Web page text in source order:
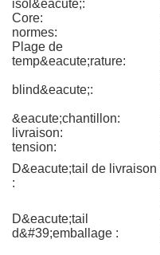
isol&eacute;:
Core:
normes:
Plage de
temp&eacute;rature:
blind&eacute;:
&eacute;chantillon:
livraison:
tension:
D&eacute;tail de livraison
:
D&eacute;tail
d&#39;emballage :